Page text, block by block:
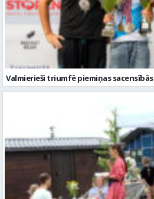
Valmierieši triumfē piemiņas sacensībās